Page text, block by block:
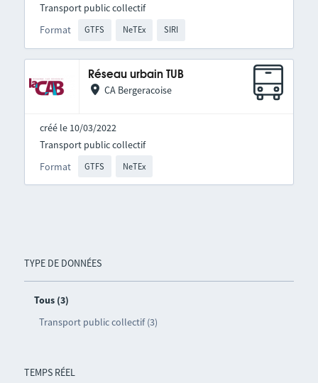
TYPE DE DONNÉES
Tous (3)
Transport public collectif (3)
TEMPS RÉEL
Format GTFS NeTEx SIRI
Transport public collectif
Réseau urbain TUB
CA Bergeracoise
créé le 10/03/2022
Format GTFS NeTEx
Transport public collectif